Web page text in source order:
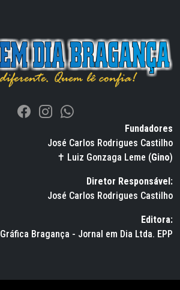
Fundadores
José Carlos Rodrigues Castilho
✝ Luiz Gonzaga Leme (Gino)
Diretor Responsável:
José Carlos Rodrigues Castilho
Editora:
Gráfica Bragança - Jornal em Dia Ltda. EPP